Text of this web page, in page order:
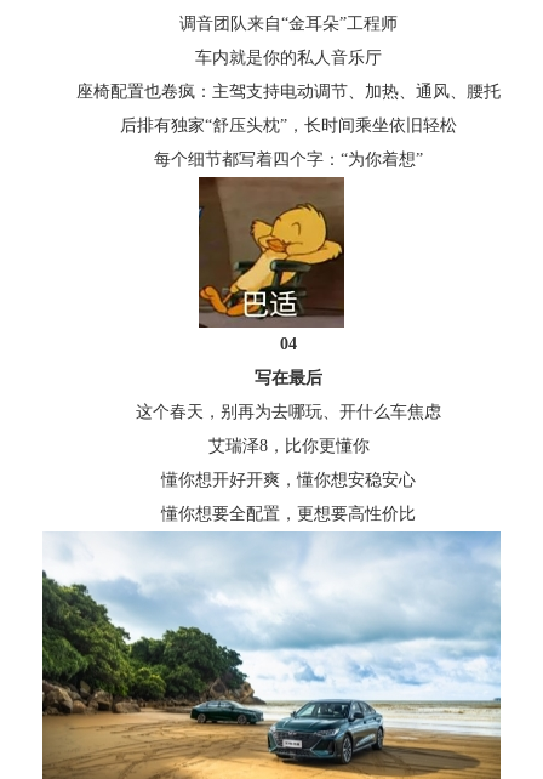
调音团队来自“金耳朵”工程师
车内就是你的私人音乐厅
座椅配置也卷疯：主驾支持电动调节、加热、通风、腰托
后排有独家“舒压头枕”，长时间乘坐依旧轻松
每个细节都写着四个字：“为你着想”
04
写在最后
这个春天，别再为去哪玩、开什么车焦虑
艾瑞泽8，比你更懂你
懂你想开好开爽，懂你想安稳安心
懂你想要全配置，更想要高性价比